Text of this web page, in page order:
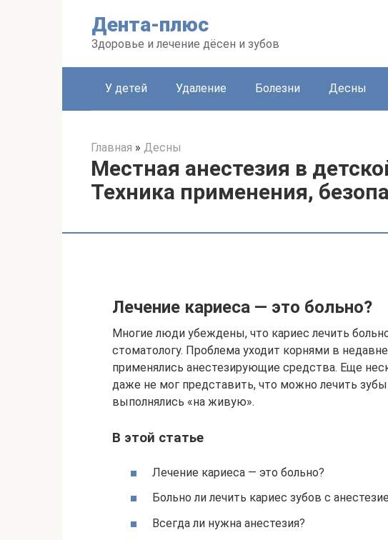
Дента-плюс
Здоровье и лечение дёсен и зубов
У детей Удаление Болезни Десны
Главная » Десны
Местная анестезия в
Техника применения,
Лечение кариеса — это больно?
Многие люди убеждены, что кариес лечить
стоматологу. Проблема уходит корнями в
применялись анестезирующие средства. Еще
даже не мог представить, что можно лечить
выполнялись «на живую».
В этой статье
Лечение кариеса — это больно?
Больно ли лечить кариес зубов с
Всегда ли нужна анестезия?